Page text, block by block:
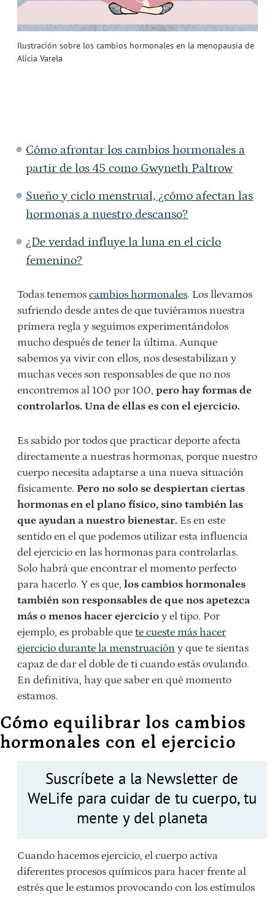
Ilustración sobre los cambios hormonales en la menopausia de
Alicia Varela
Cómo afrontar los cambios hormonales a
partir de los 45 como Gwyneth Paltrow
Sueño y ciclo menstrual, ¿cómo afectan las
hormonas a nuestro descanso?
¿De verdad influye la luna en el ciclo
femenino?
Todas tenemos cambios hormonales. Los llevamos
sufriendo desde antes de que tuviéramos nuestra
primera regla y seguimos experimentándolos
mucho después de tener la última. Aunque
sabemos ya vivir con ellos, nos desestabilizan y
muchas veces son responsables de que no nos
encontremos al 100 por 100, pero hay formas de
controlarlos. Una de ellas es con el ejercicio.
Es sabido por todos que practicar deporte afecta
directamente a nuestras hormonas, porque nuestro
cuerpo necesita adaptarse a una nueva situación
físicamente. Pero no solo se despiertan ciertas
hormonas en el plano físico, sino también las
que ayudan a nuestro bienestar. Es en este
sentido en el que podemos utilizar esta influencia
del ejercicio en las hormonas para controlarlas.
Solo habrá que encontrar el momento perfecto
para hacerlo. Y es que, los cambios hormonales
también son responsables de que nos apetezca
más o menos hacer ejercicio y el tipo. Por
ejemplo, es probable que te cueste más hacer
ejercicio durante la menstruación y que te sientas
capaz de dar el doble de ti cuando estás ovulando.
En definitiva, hay que saber en qué momento
estamos.
Cómo equilibrar los cambios
hormonales con el ejercicio
Suscríbete a la Newsletter de
WeLife para cuidar de tu cuerpo, tu
mente y del planeta
Cuando hacemos ejercicio, el cuerpo activa
diferentes procesos químicos para hacer frente al
estrés que le estamos provocando con los estímulos